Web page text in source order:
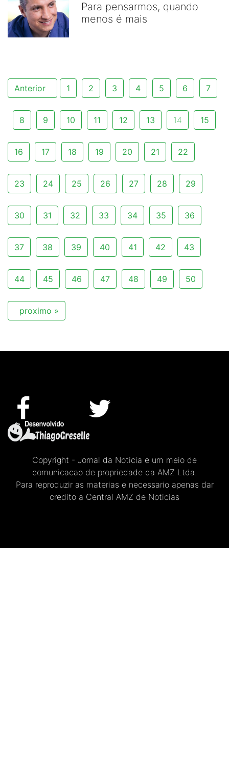
Para pensarmos, quando
menos é mais
Anterior 1 2 3 4 5 6 7
8 9 10 11 12 13 14 15
16 17 18 19 20 21 22
23 24 25 26 27 28 29
30 31 32 33 34 35 36
37 38 39 40 41 42 43
44 45 46 47 48 49 50
proximo »
Copyright - Jornal da Noticia e um meio de
comunicacao de propriedade da AMZ Ltda.
Para reproduzir as materias e necessario apenas dar
credito a Central AMZ de Noticias